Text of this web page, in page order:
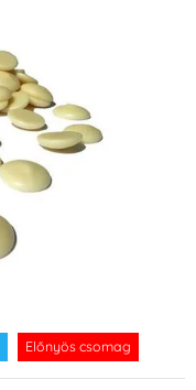
Előnyös csomag